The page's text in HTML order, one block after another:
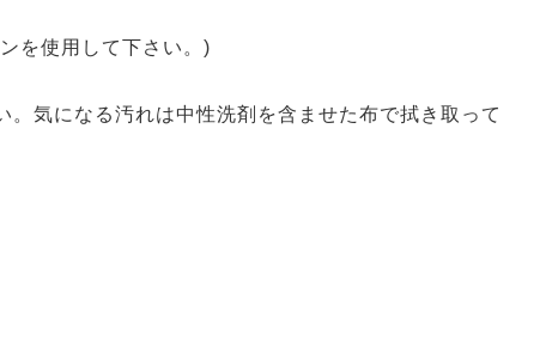
を使用して下さい。)
。気になる汚れは中性洗剤を含ませた布で拭き取って